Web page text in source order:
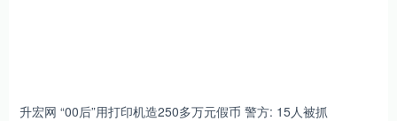
升宏网 “00后”用打印机造250多万元假币 警方: 15人被抓